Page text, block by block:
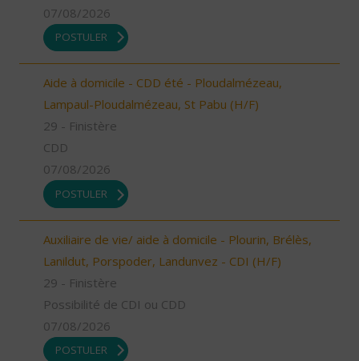
07/08/2026
POSTULER
Aide à domicile - CDD été - Ploudalmézeau,
Lampaul-Ploudalmézeau, St Pabu (H/F)
29 - Finistère
CDD
07/08/2026
POSTULER
Auxiliaire de vie/ aide à domicile - Plourin, Brélès,
Lanildut, Porspoder, Landunvez - CDI (H/F)
29 - Finistère
Possibilité de CDI ou CDD
07/08/2026
POSTULER